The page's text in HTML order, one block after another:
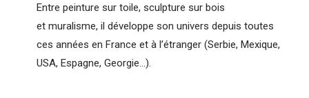
Entre peinture sur toile, sculpture sur bois
et muralisme, il développe son univers depuis toutes
ces années en France et à l’étranger (Serbie, Mexique,
USA, Espagne, Georgie…).